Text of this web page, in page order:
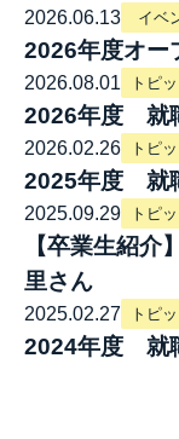
2026.06.13 イベ
2026年度オー
2026.08.01 トピ
2026年度 就
2026.02.26 トピ
2025年度 就
2025.09.29 トピ
【卒業生紹
里さん
2025.02.27 トピ
2024年度 就